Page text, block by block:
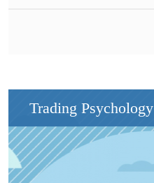
Trading Psychology